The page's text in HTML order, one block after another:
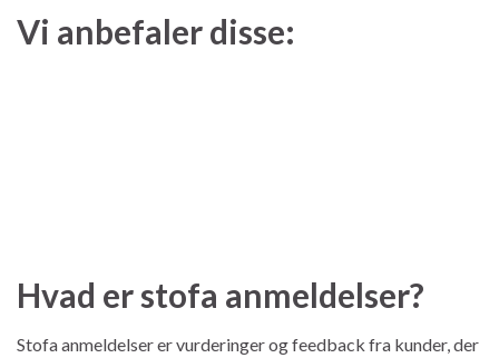
Vi anbefaler disse:
Hvad er stofa anmeldelser?
Stofa anmeldelser er vurderinger og feedback fra kunder, der